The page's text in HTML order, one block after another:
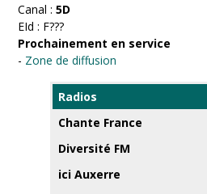
Canal :5D
EId : F???
Prochainement en service
- Zone de diffusion
Radios
Chante France
Diversité FM
ici Auxerre